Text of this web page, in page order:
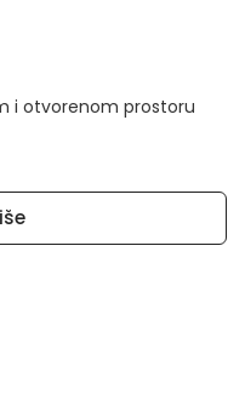
i otvorenom prostoru